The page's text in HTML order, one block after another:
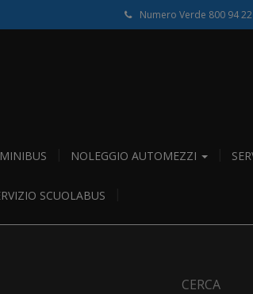
Numero Verde 800 94
NOLEGGIO AUTOMEZZI
SCUOLABUS
CERCA